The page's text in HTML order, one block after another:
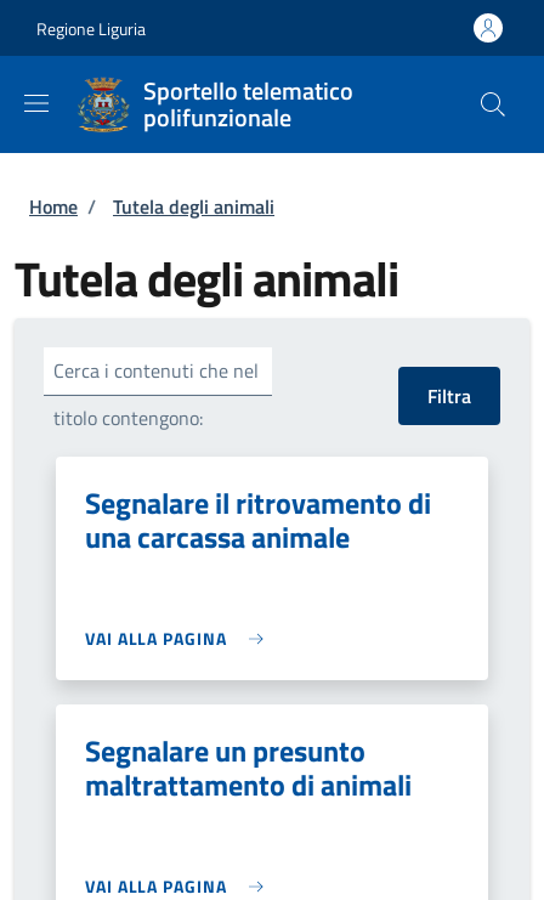
Regione Liguria
Sportello telematico
polifunzionale
Briciole di pane
Home / Tutela degli animali
Tutela degli animali
Cerca i contenuti che nel
titolo contengono:
Segnalare il ritrovamento di
una carcassa animale
VAI ALLA PAGINA
Segnalare un presunto
maltrattamento di animali
VAI ALLA PAGINA